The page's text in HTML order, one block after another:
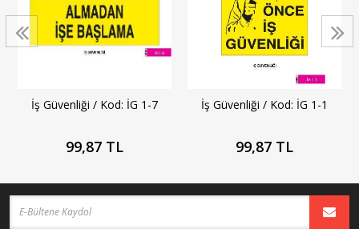
İş Güvenliği / Kod: İG 1-7
99,87 TL
İş Güvenliği / Kod: İG 1-1
99,87 TL